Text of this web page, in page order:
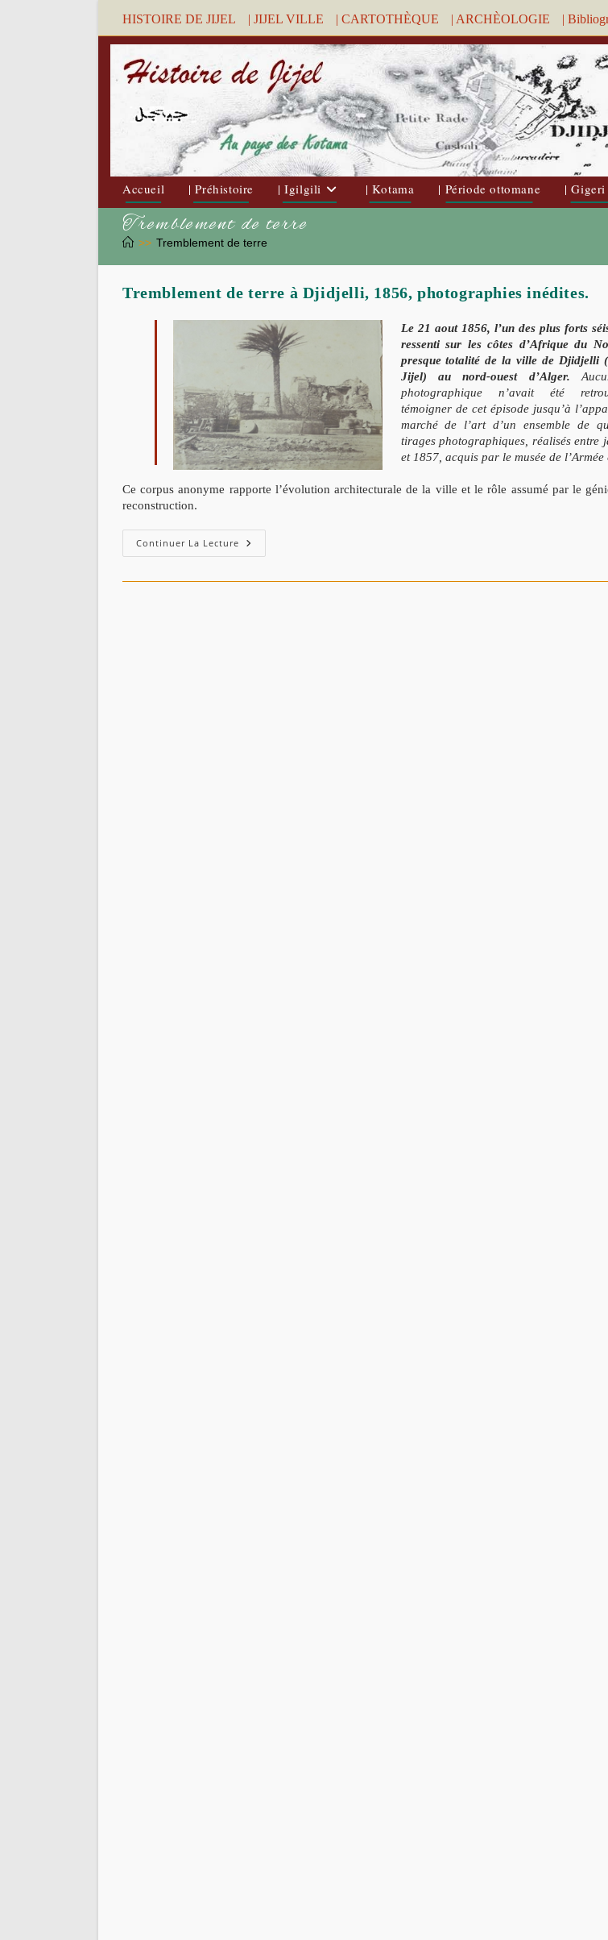
HISTOIRE DE JIJEL | JIJEL VILLE | CARTOTHÈQUE | ARCHÈOLOGIE |
Accueil | Préhistoire | Igilgili | Kotama | Période ottomane |
Tremblement de terre
>> Tremblement de terre
Tremblement de terre à Djidjelli, 1856, photographies inédites.
Le 21 aout 1856, l’un des plus forts
ressenti sur les côtes d’Afrique du
presque totalité de la ville de Djidjelli
Jijel) au nord-ouest d’Alger.
photographique n’avait été
témoigner de cet épisode jusqu’à
marché de l’art d’un ensemble de
tirages photographiques, réalisés entre
et 1857, acquis par le musée de l’Armée
Ce corpus anonyme rapporte l’évolution architecturale de la ville et le rôle assumé par le
reconstruction.
Continuer La Lecture Tremblement
De